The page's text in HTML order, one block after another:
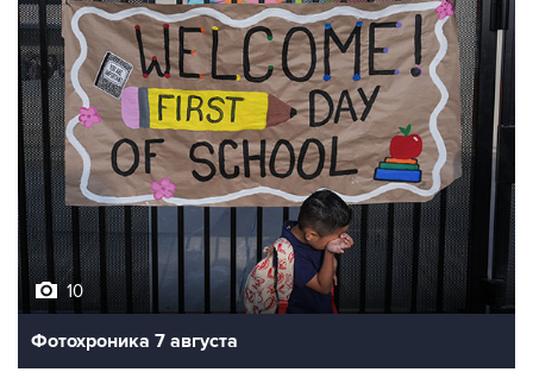
10
Фотохроника 7 августа